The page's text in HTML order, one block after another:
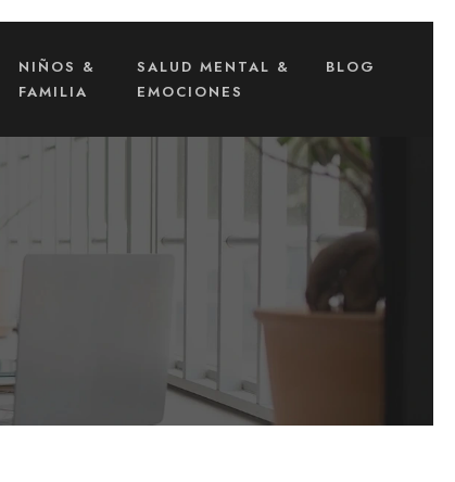
NIÑOS &
FAMILIA
SALUD MENTAL &
EMOCIONES
BLOG